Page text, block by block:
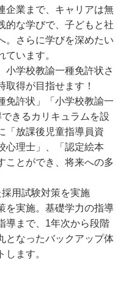
企業まで、キャリアは無
的な学びで、子どもと社
。さらに学びを深めたい
ています。
小学校教諭一種免許状さ
取得が目指せます！
免許状」「小学校教諭一
きるカリキュラムを設
「放課後児童指導員資
心理士」、「認定絵本
ことができ、将来への多
用試験対策を実施
を実施。基礎学力の指導
導まで、1年次から段階
となったバックアップ体
ます。